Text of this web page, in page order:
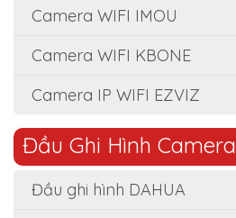
Camera WIFI IMOU
Camera WIFI KBONE
Camera IP WIFI EZVIZ
Đầu Ghi Hình Camera
Đầu ghi hình DAHUA